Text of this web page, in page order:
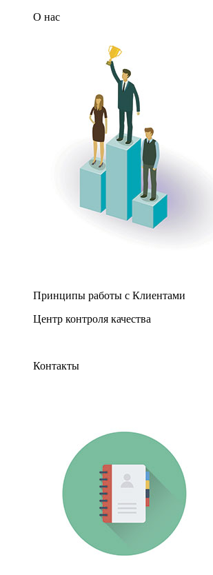
О нас
Принципы работы с Клиентами
Центр контроля качества
Контакты